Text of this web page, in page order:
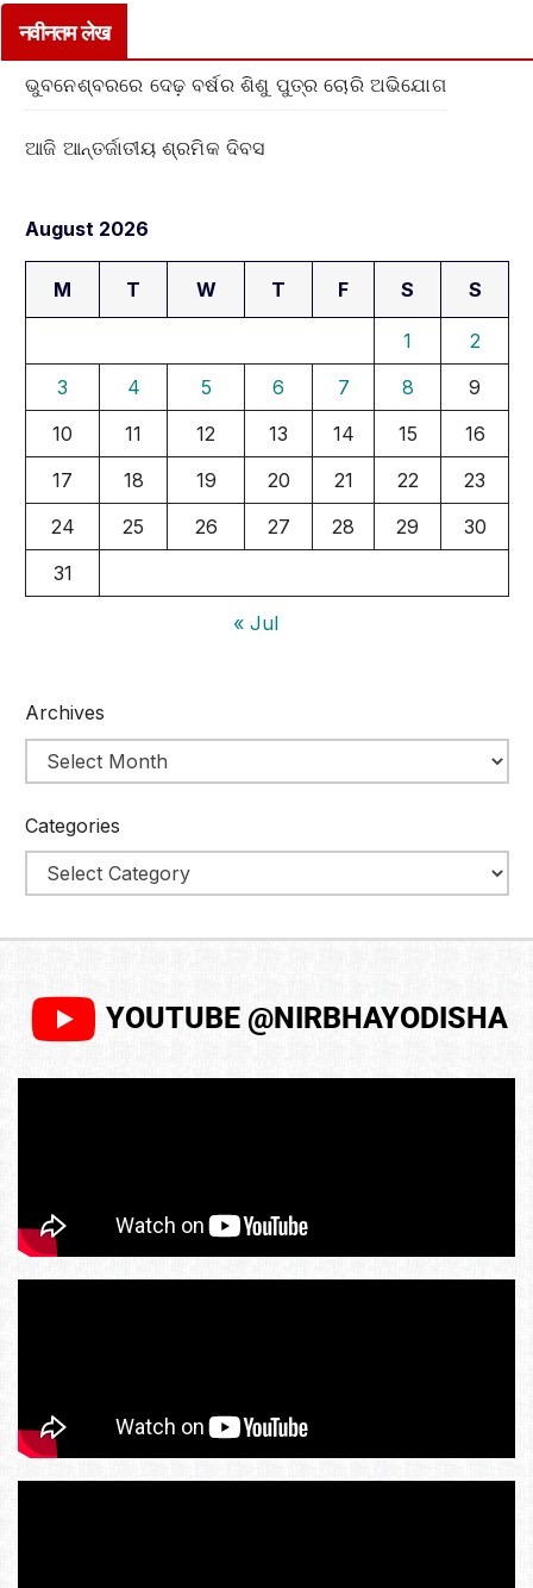
नवीनतम लेख
ଭୁବନେଶ୍ବରରେ ଦେଢ଼ ବର୍ଷର ଶିଶୁ ପୁତ୍ର ଚୋରି ଅଭିଯୋଗ
ଆଜି ଆନ୍ତର୍ଜାତୀୟ ଶ୍ରମିକ ଦିବସ
August 2026
M T W T F S S
1
2
3
4 5 6 7 8
9
10
11 12 13 14 15
16
17
18 19 20 21 22
23
24
25 26 27 28 29
30
31
« Jul
Archives
Categories
YOUTUBE @NIRBHAYODISHA